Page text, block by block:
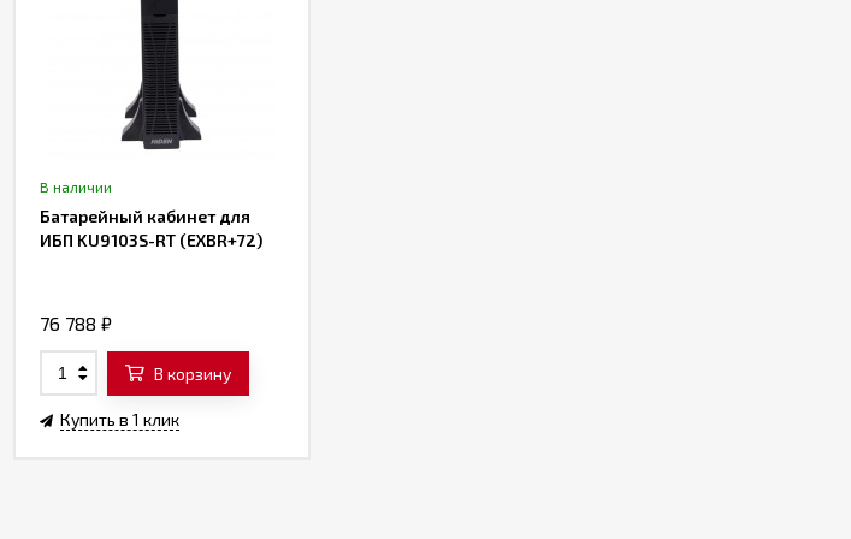
В наличии
Батарейный кабинет для
ИБП KU9103S-RT (EXBR+72)
76 788 ₽
В корзину
Купить в 1 клик